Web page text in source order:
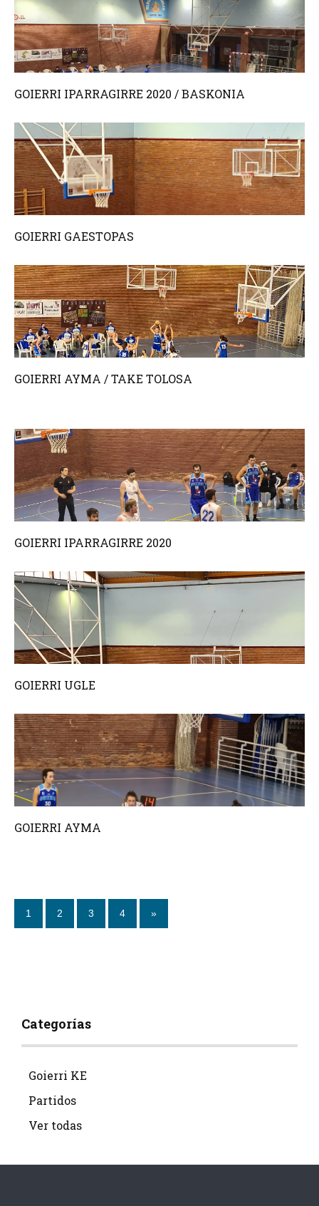
GOIERRI IPARRAGIRRE 2020 / BASKONIA
GOIERRI GAESTOPAS
GOIERRI AYMA / TAKE TOLOSA
GOIERRI IPARRAGIRRE 2020
GOIERRI UGLE
GOIERRI AYMA
1 2 3 4 »
Categorías
Goierri KE
Partidos
Ver todas